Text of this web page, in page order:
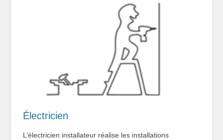
Électricien
L’électricien installateur réalise les installations